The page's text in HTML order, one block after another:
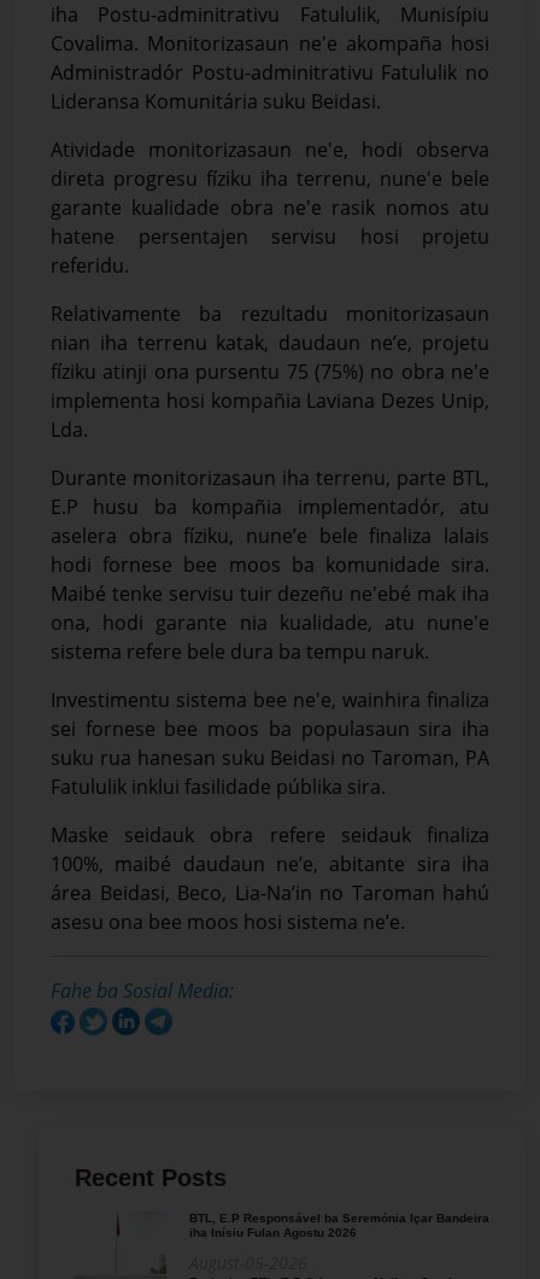
iha Postu-adminitrativu Fatululik, Munisípiu
Covalima. Monitorizasaun ne'e akompaña hosi
Administradór Postu-adminitrativu Fatululik no
Lideransa Komunitária suku Beidasi.
Atividade monitorizasaun ne'e, hodi observa
direta progresu fíziku iha terrenu, nune'e bele
garante kualidade obra ne'e rasik nomos atu
hatene persentajen servisu hosi projetu
referidu.
Relativamente ba rezultadu monitorizasaun
nian iha terrenu katak, daudaun ne’e, projetu
fíziku atinji ona pursentu 75 (75%) no obra ne'e
implementa hosi kompañia Laviana Dezes Unip,
Lda.
Durante monitorizasaun iha terrenu, parte BTL,
E.P husu ba kompañia implementadór, atu
aselera obra fíziku, nune’e bele finaliza lalais
hodi fornese bee moos ba komunidade sira.
Maibé tenke servisu tuir dezeñu ne'ebé mak iha
ona, hodi garante nia kualidade, atu nune'e
sistema refere bele dura ba tempu naruk.
Investimentu sistema bee ne'e, wainhira finaliza
sei fornese bee moos ba populasaun sira iha
suku rua hanesan suku Beidasi no Taroman, PA
Fatululik inklui fasilidade públika sira.
Maske seidauk obra refere seidauk finaliza
100%, maibé daudaun ne’e, abitante sira iha
área Beidasi, Beco, Lia-Na’in no Taroman hahú
asesu ona bee moos hosi sistema ne’e.
Fahe ba Sosial Media:
Recent Posts
BTL, E.P Responsável ba Seremónia Içar Bandeira
iha Inísiu Fulan Agostu 2026